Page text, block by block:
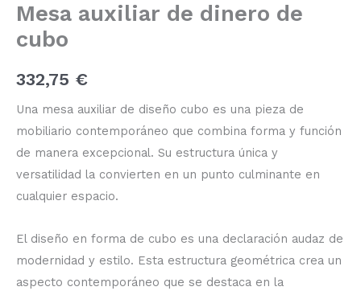
Mesa auxiliar de dinero de
cubo
332,75 €
Una mesa auxiliar de diseño cubo es una pieza de
mobiliario contemporáneo que combina forma y función
de manera excepcional. Su estructura única y
versatilidad la convierten en un punto culminante en
cualquier espacio.
El diseño en forma de cubo es una declaración audaz de
modernidad y estilo. Esta estructura geométrica crea un
aspecto contemporáneo que se destaca en la